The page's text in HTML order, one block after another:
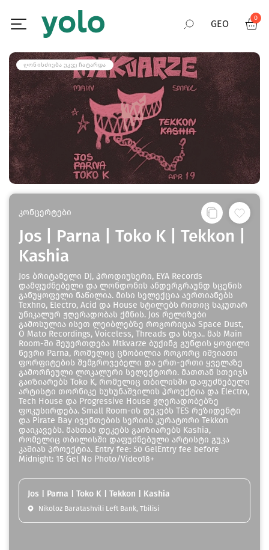
GEO
RUS
ENG
0
ᲦᲝᲜᲘᲡᲫᲘᲔᲑᲐ ᲣᲙᲕᲔ ᲩᲐᲢᲐᲠᲓᲐ
კონცერტები
Jos | Parna | Toko K | Tekkon |
Kashia
Jos ბრიტანელი DJ, პროდიუსერი, EYA Records
დამფუძნებელი და ლონდონის ანდერგრაუნდ სცენის
განუყოფელი ნაწილია. მისი სელექცია აერთიანებს
Texhno, Electro, Acid და House სტილებს რითიც საკუთარ
უნიკალურ ჟღერადობას ქმნის. Jos რელიზები
გამოსულია ისეთ ლეიბლებზე როგორიცაა Space Dust,
O Mato Recordings, Voiceless, Threads და სხვა.. მას Main
Room-ში შეუერთდება Mtkvarze ბუქინგ გუნდის ყოფილი
წევრი Parna, რომელიც ცნობილია როგორც იშვიათი
ფორფიტების შემგროვებელი და ერთ-ერთი ყველაზე
გამორჩეული ლოკალური სელექტორი. მათთან სთეიჯს
გაიზიარებს Toko K, რომელიც თბილისში დაფუძნებული
არტისტი თორნიკე ხუხუნაშვილის პროექტია და Electro,
Tech House და Progressive House ჟღერადობებზე
ფოკუსირდება. Small Room-ის დეკებს TES რეზიდენტი
და Pirate Bay ივენთების სერიის კურატორი Tekkon
დაიკავებს. მასთან დეკებს გაიზიარებს Kashia,
რომელიც თბილისში დაფუძნებული არტისტი გუკა
კაშიას პროექტია. Entry fee: 50 GelEntry fee before
Midnight: 15 Gel No Photo/Video18+
Jos | Parna | Toko K | Tekkon | Kashia
Nikoloz Baratashvili Left Bank, Tbilisi